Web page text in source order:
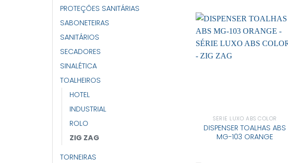
PROTEÇÕES SANITÁRIAS
SABONETEIRAS
SANITÁRIOS
SECADORES
SINALÉTICA
TOALHEIROS
HOTEL
INDUSTRIAL
ROLO
ZIG ZAG
TORNEIRAS
SÉRIE LUXO ABS COLOR
DISPENSER TOALHAS ABS
MG-103 ORANGE